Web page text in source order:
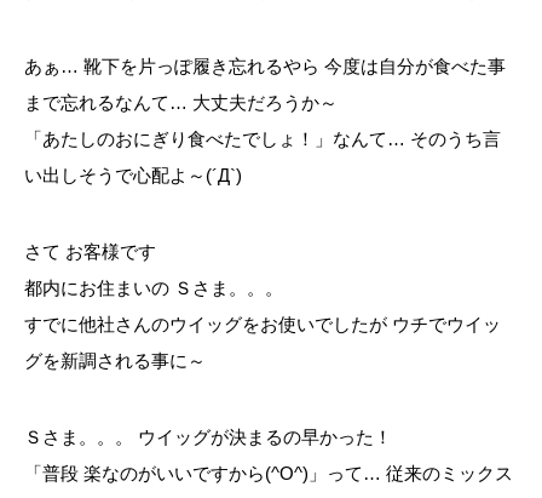
あぁ… 靴下を片っぽ履き忘れるやら 今度は自分が食べた事
まで忘れるなんて… 大丈夫だろうか～
「あたしのおにぎり食べたでしょ！」なんて… そのうち言
い出しそうで心配よ～(´Д`)
さて お客様です
都内にお住まいの Ｓさま。。。
すでに他社さんのウイッグをお使いでしたが ウチでウイッ
グを新調される事に～
Ｓさま。。。 ウイッグが決まるの早かった！
「普段 楽なのがいいですから(^O^)」って… 従来のミックス